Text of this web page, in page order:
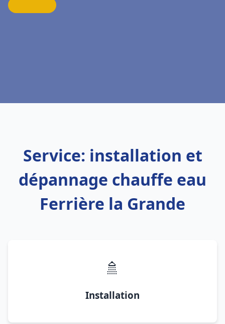
Service: installation et
dépannage chauffe eau
Ferrière la Grande
🚿
Installation